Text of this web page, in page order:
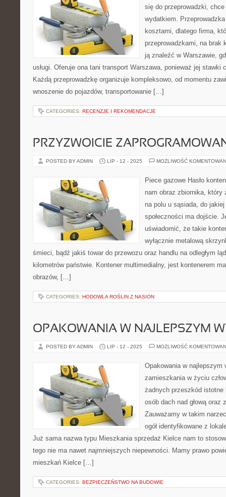
się do przeprowadzki,
wydatkiem.
kosztami, dlatego firma,
przeprowadzkami, na brak
ją znaleźć w Warszawie,
usługi. Oferuje ona tani transport Warszawa, ponieważ jej stawki
Każdą przeprowadzkę organizuje kompleksowo, od momentu
wnoszenie do pojazdów, transportowanie […]
CATEGORIES: RECENZJE I REKOMENDACJE
PRZYZWOICIE
POSTED BY ADMIN LIP - 12 - 2025 MOŻLIWOŚĆ
Piece gazowe Hasło
nam obraz zbiornika, który
na polu u sąsiada, do jakiej
społeczności ma dojście.
uświadomić, że takie
wyłącznie metalową
śmieci, bądź jakiś towar do przewozu oraz handlu na odległym
kilometrów państwie. Kontener multimedialny, jest kontenerem
obrazów, […]
CATEGORIES: HODOWLA ROŚLIN Z NASION
OPAKOWANIA W NAJLEPSZYM
POSTED BY ADMIN LIP - 12 - 2025 MOŻLIWOŚĆ
Opakowania w najlepszym
zamieszkania w życiu
żadnych przeszkód
osób dach nad głową oraz
Zauważamy w takim
ogół identyfikowane z
Już sama nazwa typu Mieszkania sprzedaż Kielce nam to
tego nie ma nawet najmniejszych niepewności. Mamy prawo
mieszkań Kielce […]
CATEGORIES: BEZPIECZEŃSTWO NA BUDOWIE